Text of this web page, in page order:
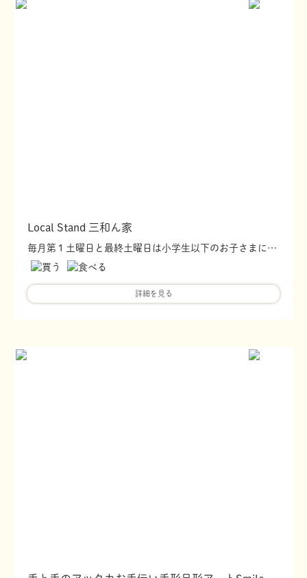
Local Stand 三和ん家
毎月第１土曜日と最終土曜日は小学生以下のお子さまにお菓子のつかみ取りサービス
詳細を見る